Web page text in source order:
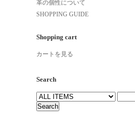
革の個性について
SHOPPING GUIDE
Shopping cart
カートを見る
Search